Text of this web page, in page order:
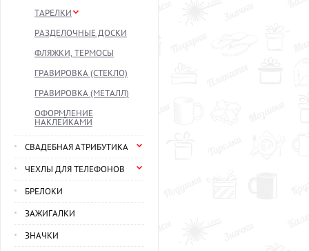
ТАРЕЛКИ
РАЗДЕЛОЧНЫЕ ДОСКИ
ФЛЯЖКИ, ТЕРМОСЫ
ГРАВИРОВКА (СТЕКЛО)
ГРАВИРОВКА (МЕТАЛЛ)
ОФОРМЛЕНИЕ
НАКЛЕЙКАМИ
СВАДЕБНАЯ АТРИБУТИКА
ЧЕХЛЫ ДЛЯ ТЕЛЕФОНОВ
БРЕЛОКИ
ЗАЖИГАЛКИ
ЗНАЧКИ